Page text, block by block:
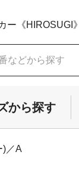
《HIROSUGI》
から探す
)／A